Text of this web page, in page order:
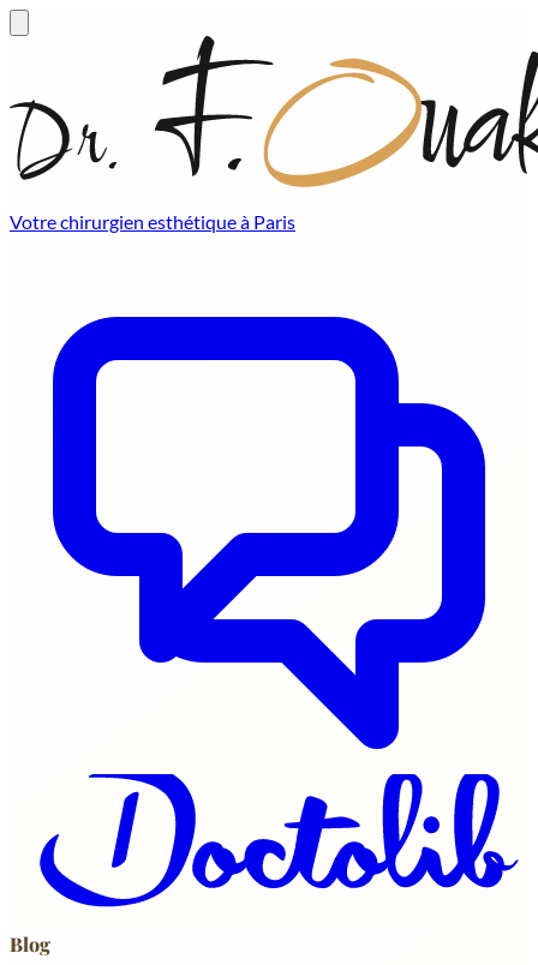
Votre chirurgien esthétique à Paris
Blog